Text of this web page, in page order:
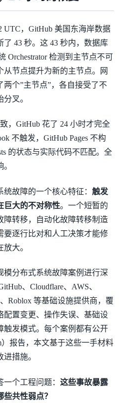
UTC，GitHub 美国东海岸数据
43 秒。这 43 秒内，数据库
Orchestrator 检测到主节点不可
节点提升为新的主节点。网
个”主节点”，各自接受了不
叉。
，GitHub 花了 24 小时才完全
不触发，GitHub Pages 不构
的状态与实际代码不匹配。全
故障的一个核心特征： 触发
巨大的不对称性。一个短暂的
障转移，自动化故障转移制造
要逐行比对和人工决策才能修
大。
模分布式系统故障案例进行深
、Cloudflare、AWS、
、Roblox 等基础设施提供商，覆
配置变更、操作失误、基础设
触发模式。每个案例都有公开
）报告，本文基于这些一手材料
措施。
个工程问题： 这些事故暴露
共性弱点？